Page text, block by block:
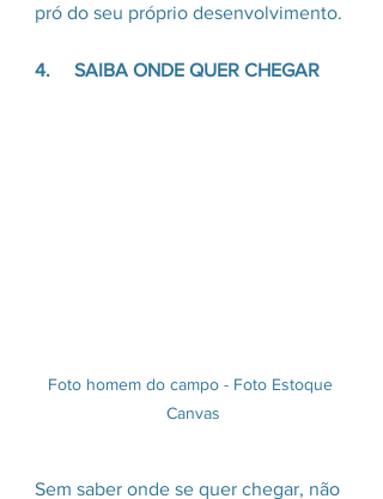
pró do seu próprio desenvolvimento.
4.     SAIBA ONDE QUER CHEGAR
Foto homem do campo - Foto Estoque
Canvas
Sem saber onde se quer chegar, não